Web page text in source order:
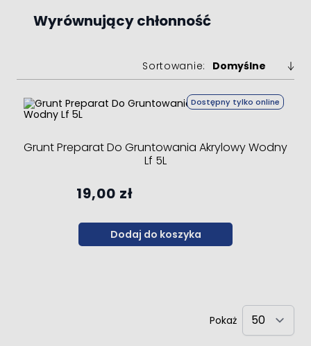
Wyrównujący chłonność
Sortowanie:
Dostępny tylko online
Grunt Preparat Do Gruntowania Akrylowy Wodny
Lf 5L
19,00 zł
Dodaj do koszyka
Pokaż